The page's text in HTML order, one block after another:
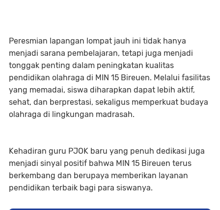
Peresmian lapangan lompat jauh ini tidak hanya
menjadi sarana pembelajaran, tetapi juga menjadi
tonggak penting dalam peningkatan kualitas
pendidikan olahraga di MIN 15 Bireuen. Melalui fasilitas
yang memadai, siswa diharapkan dapat lebih aktif,
sehat, dan berprestasi, sekaligus memperkuat budaya
olahraga di lingkungan madrasah.
Kehadiran guru PJOK baru yang penuh dedikasi juga
menjadi sinyal positif bahwa MIN 15 Bireuen terus
berkembang dan berupaya memberikan layanan
pendidikan terbaik bagi para siswanya.